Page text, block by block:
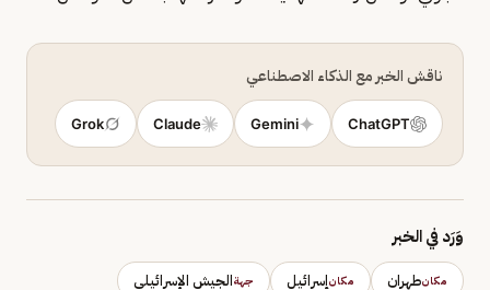
ناقش الخبر مع الذكاء الاصطناعي
ChatGPT
Gemini
Claude
Grok
وَرَد في الخبر
مكانطهران مكانإسرائيل جهةالجيش الإسرائيلي